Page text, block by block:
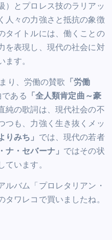
）とプロレス技のラリアッ
人々の力強さと抵抗の象徴
タイトルには、働くことの
を表現し、現代の社会に対
ます。
り、労働の賛歌
「労働
である
「全人類肯定曲～豪
純の歌詞は、現代社会の不
つも、力強く生き抜くメッ
りみち」 では、現代の若者
ナ・セバーナ」 ではその状
ています。
ルバム「プロレタリアン・
タワレコで買いましたね。